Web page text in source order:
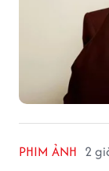
PHIM ẢNH 2